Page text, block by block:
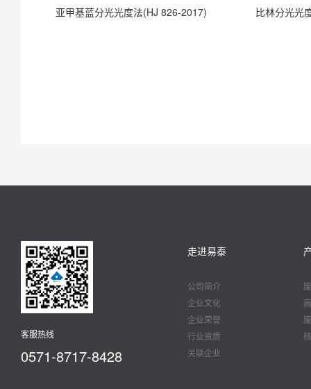
亚甲基蓝分光光度法(HJ 826-2017)
比林分光光
客服热线
0571-8717-8428
走进易泰
公司简介
企业文化
企业荣誉
行业资质
关联企业